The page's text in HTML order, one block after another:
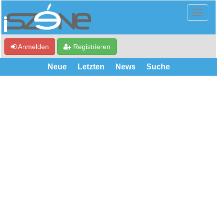
Anmelden Registrieren
Neue Letzten News Suche